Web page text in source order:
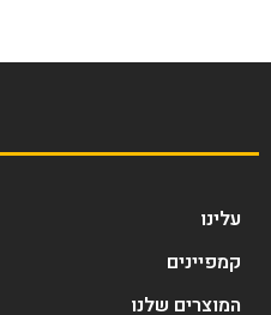
עלינו
קמפיינים
המוצרים שלנו